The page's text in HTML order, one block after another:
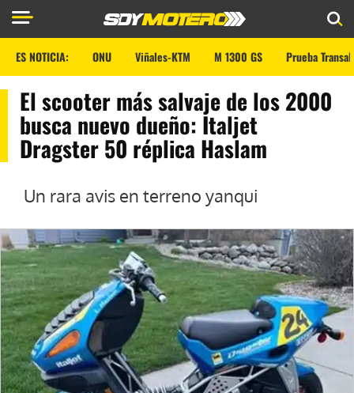
ES NOTICIA: ONU Viñales-KTM M 1300 GS Prueba
El scooter más salvaje de los 2000
busca nuevo dueño: Italjet
Dragster 50 réplica Haslam
Un rara avis en terreno yanqui